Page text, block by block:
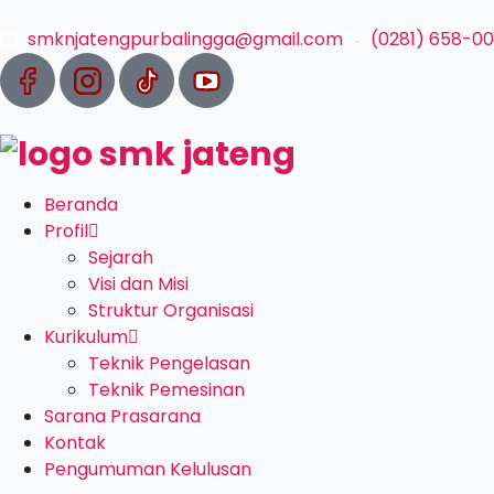
smknjatengpurbalingga@gmail.com (0281) 658-
Beranda
Profil
Sejarah
Visi dan Misi
Struktur Organisasi
Kurikulum
Teknik Pengelasan
Teknik Pemesinan
Sarana Prasarana
Kontak
Pengumuman Kelulusan